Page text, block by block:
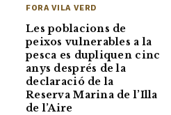
FORA VILA VERD
Les poblacions de
peixos vulnerables a la
pesca es dupliquen cinc
anys després de la
declaració de la
Reserva Marina de l’Illa
de l’Aire